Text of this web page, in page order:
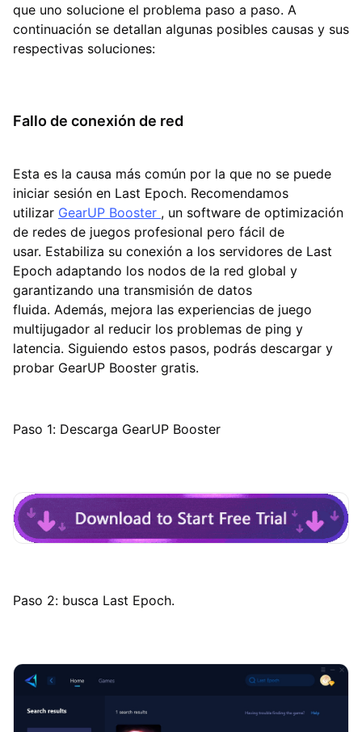
que uno solucione el problema paso a paso. A
continuación se detallan algunas posibles causas y sus
respectivas soluciones:
Fallo de conexión de red
Esta es la causa más común por la que no se puede
iniciar sesión en Last Epoch. Recomendamos
utilizar GearUP Booster , un software de optimización
de redes de juegos profesional pero fácil de
usar. Estabiliza su conexión a los servidores de Last
Epoch adaptando los nodos de la red global y
garantizando una transmisión de datos
fluida. Además, mejora las experiencias de juego
multijugador al reducir los problemas de ping y
latencia. Siguiendo estos pasos, podrás descargar y
probar GearUP Booster gratis.
Paso 1: Descarga GearUP Booster
Paso 2: busca Last Epoch.